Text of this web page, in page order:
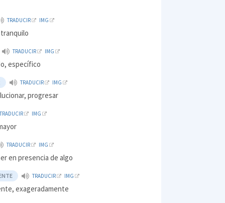
TRADUCIR IMG
TRADUCIR IMG
específico
TRADUCIR IMG
progresar
TRADUCIR IMG
TRADUCIR IMG
en presencia de algo
TRADUCIR IMG
exageradamente